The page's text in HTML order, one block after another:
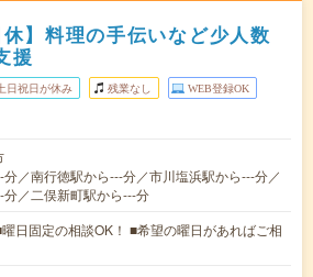
休】料理の手伝いなど少人数
援
日祝日が休み 残業なし WEB登録OK
／南行徳駅から---分／市川塩浜駅から---分／
／二俣新町駅から---分
日固定の相談OK！ ■希望の曜日があればご相